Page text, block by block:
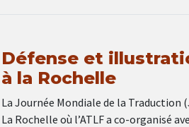
Défense et
à la Rochelle
La Journée Mondiale de la Traduction
La Rochelle où l’ATLF a co-organisé